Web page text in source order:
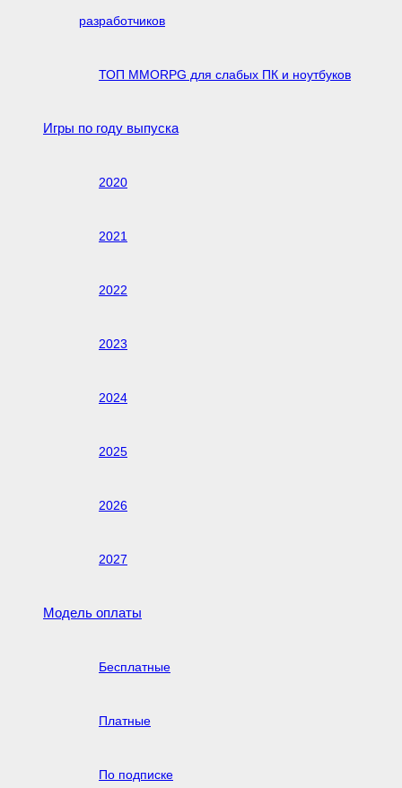
разработчиков
ТОП MMORPG для слабых ПК и ноутбуков
Игры по году выпуска
2020
2021
2022
2023
2024
2025
2026
2027
Модель оплаты
Бесплатные
Платные
По подписке